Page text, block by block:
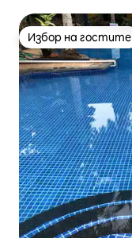
Избор на гостите
Избор на гостите